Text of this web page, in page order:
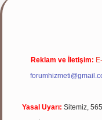
Reklam ve İletişim:
Yasal Uyarı: Sitemiz,